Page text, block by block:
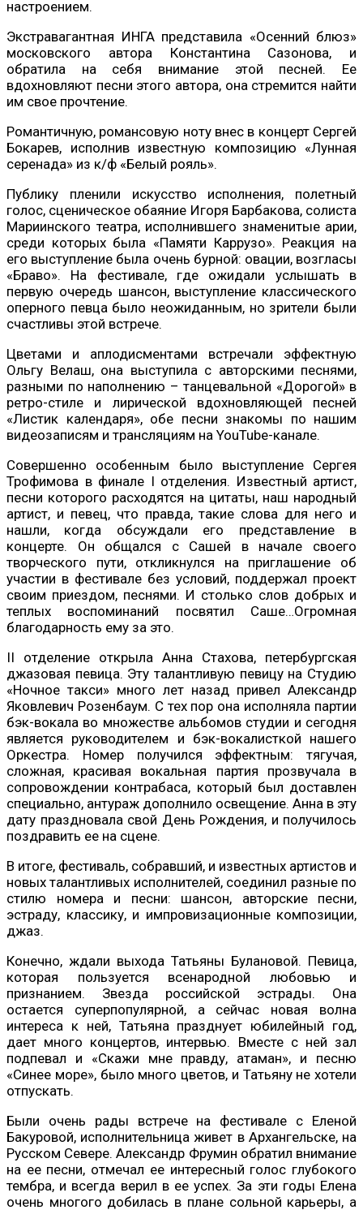
настроением.
Экстравагантная ИНГА представила «Осенний блюз»
московского автора Константина Сазонова, и
обратила на себя внимание этой песней. Ее
вдохновляют песни этого автора, она стремится найти
им свое прочтение.
Романтичную, романсовую ноту внес в концерт Сергей
Бокарев, исполнив известную композицию «Лунная
серенада» из к/ф «Белый рояль».
Публику пленили искусство исполнения, полетный
голос, сценическое обаяние Игоря Барбакова, солиста
Мариинского театра, исполнившего знаменитые арии,
среди которых была «Памяти Каррузо». Реакция на
его выступление была очень бурной: овации, возгласы
«Браво». На фестивале, где ожидали услышать в
первую очередь шансон, выступление классического
оперного певца было неожиданным, но зрители были
счастливы этой встрече.
Цветами и аплодисментами встречали эффектную
Ольгу Велаш, она выступила с авторскими песнями,
разными по наполнению – танцевальной «Дорогой» в
ретро-стиле и лирической вдохновляющей песней
«Листик календаря», обе песни знакомы по нашим
видеозаписям и трансляциям на YouTube-канале.
Совершенно особенным было выступление Сергея
Трофимова в финале I отделения. Известный артист,
песни которого расходятся на цитаты, наш народный
артист, и певец, что правда, такие слова для него и
нашли, когда обсуждали его представление в
концерте. Он общался с Сашей в начале своего
творческого пути, откликнулся на приглашение об
участии в фестивале без условий, поддержал проект
своим приездом, песнями. И столько слов добрых и
теплых воспоминаний посвятил Саше…Огромная
благодарность ему за это.
II отделение открыла Анна Стахова, петербургская
джазовая певица. Эту талантливую певицу на Студию
«Ночное такси» много лет назад привел Александр
Яковлевич Розенбаум. С тех пор она исполняла партии
бэк-вокала во множестве альбомов студии и сегодня
является руководителем и бэк-вокалисткой нашего
Оркестра. Номер получился эффектным: тягучая,
сложная, красивая вокальная партия прозвучала в
сопровождении контрабаса, который был доставлен
специально, антураж дополнило освещение. Анна в эту
дату праздновала свой День Рождения, и получилось
поздравить ее на сцене.
В итоге, фестиваль, собравший, и известных артистов и
новых талантливых исполнителей, соединил разные по
стилю номера и песни: шансон, авторские песни,
эстраду, классику, и импровизационные композиции,
джаз.
Конечно, ждали выхода Татьяны Булановой. Певица,
которая пользуется всенародной любовью и
признанием. Звезда российской эстрады. Она
остается суперпопулярной, а сейчас новая волна
интереса к ней, Татьяна празднует юбилейный год,
дает много концертов, интервью. Вместе с ней зал
подпевал и «Скажи мне правду, атаман», и песню
«Синее море», было много цветов, и Татьяну не хотели
отпускать.
Были очень рады встрече на фестивале с Еленой
Бакуровой, исполнительница живет в Архангельске, на
Русском Севере. Александр Фрумин обратил внимание
на ее песни, отмечал ее интересный голос глубокого
тембра, и всегда верил в ее успех. За эти годы Елена
очень многого добилась в плане сольной карьеры, а